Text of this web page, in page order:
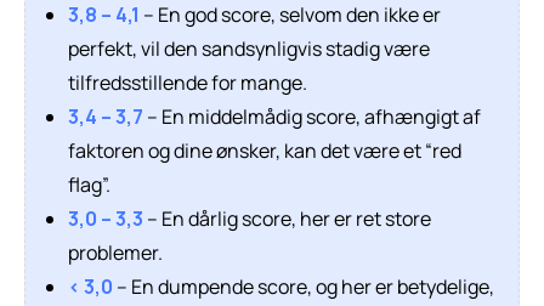
3,8 – 4,1 – En god score, selvom den ikke er
perfekt, vil den sandsynligvis stadig være
tilfredsstillende for mange.
3,4 – 3,7 – En middelmådig score, afhængigt af
faktoren og dine ønsker, kan det være et “red
flag”.
3,0 – 3,3 – En dårlig score, her er ret store
problemer.
< 3,0 – En dumpende score, og her er betydelige,